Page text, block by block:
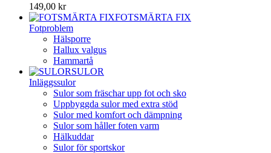
149,00 kr
FOTSMÄRTA FIX
Fotproblem
Hälsporre
Hallux valgus
Hammartå
SULOR
Inläggssulor
Sulor som fräschar upp fot och sko
Uppbyggda sulor med extra stöd
Sulor med komfort och dämpning
Sulor som håller foten varm
Hälkuddar
Sulor för sportskor